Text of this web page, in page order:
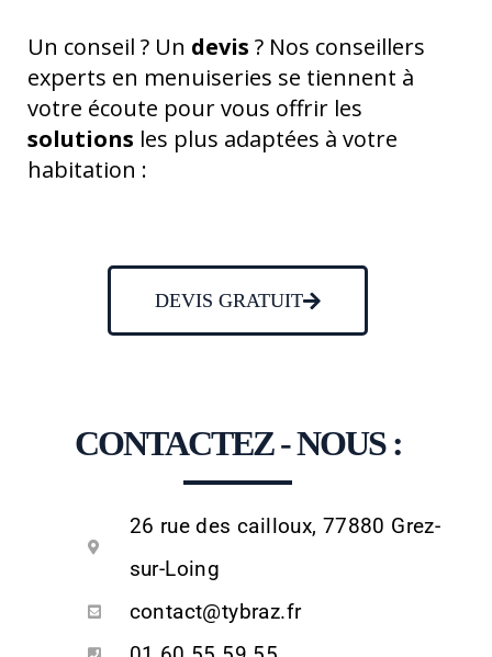
Un conseil ? Un devis ? Nos conseillers
experts en menuiseries se tiennent à
votre écoute pour vous offrir les
solutions les plus adaptées à votre
habitation :
DEVIS GRATUIT
CONTACTEZ - NOUS :
26 rue des cailloux, 77880 Grez-
sur-Loing
contact@tybraz.fr